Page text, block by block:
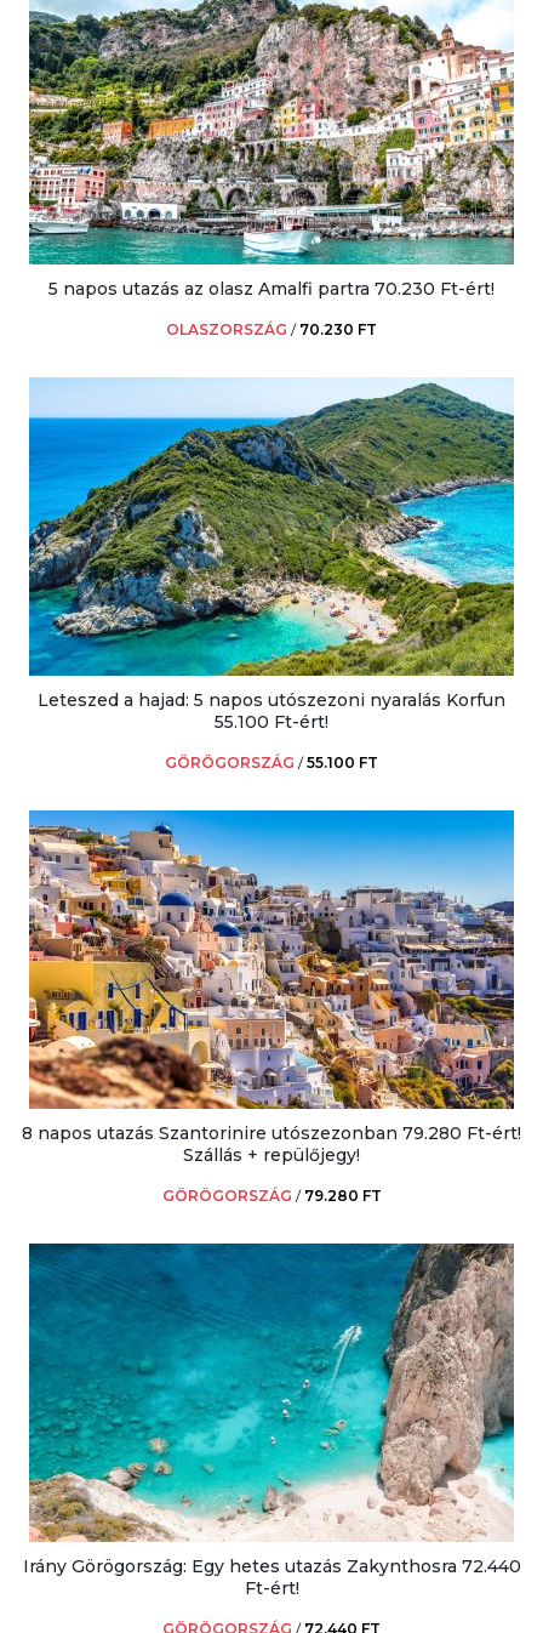
5 napos utazás az olasz Amalfi partra 70.230 Ft-ért!
OLASZORSZÁG / 70.230 FT
Leteszed a hajad: 5 napos utószezoni nyaralás Korfun
55.100 Ft-ért!
GÖRÖGORSZÁG /55.100 FT
8 napos utazás Szantorinire utószezonban 79.280 Ft-ért!
Szállás + repülőjegy!
GÖRÖGORSZÁG / 79.280 FT
Irány Görögország: Egy hetes utazás Zakynthosra 72.440
Ft-ért!
GÖRÖGORSZÁG / 72.440 FT